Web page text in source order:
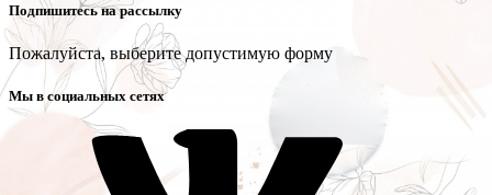
Подпишитесь на рассылку
Пожалуйста, выберите допустимую форму
Мы в социальных сетях